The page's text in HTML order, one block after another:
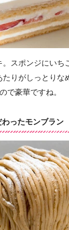
スポンジにいち
たりがしっとりな
で豪華ですね。
ったモンブラン